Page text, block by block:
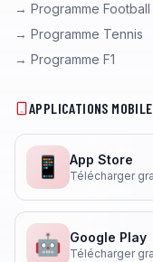
→ Programme Football
→ Programme Tennis
→ Programme F1
APPLICATIONS
📱 App Store
Télécharger
🤖 Google Play
Télécharger